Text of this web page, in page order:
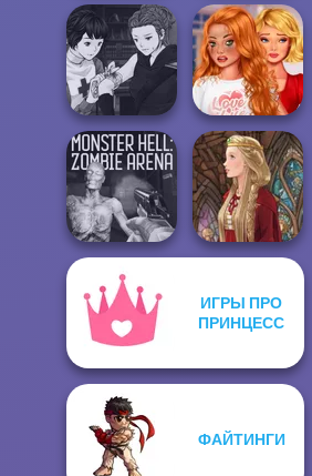
Medieval
Princesses
Horde Hunters
Manga Creator
Vampire Hunter
P...
Bestie To The
Rescue Breakup
P...
Monster Hell:
Zombie Arena
ИГРЫ ПРО
ПРИНЦЕСС
ФАЙТИНГИ